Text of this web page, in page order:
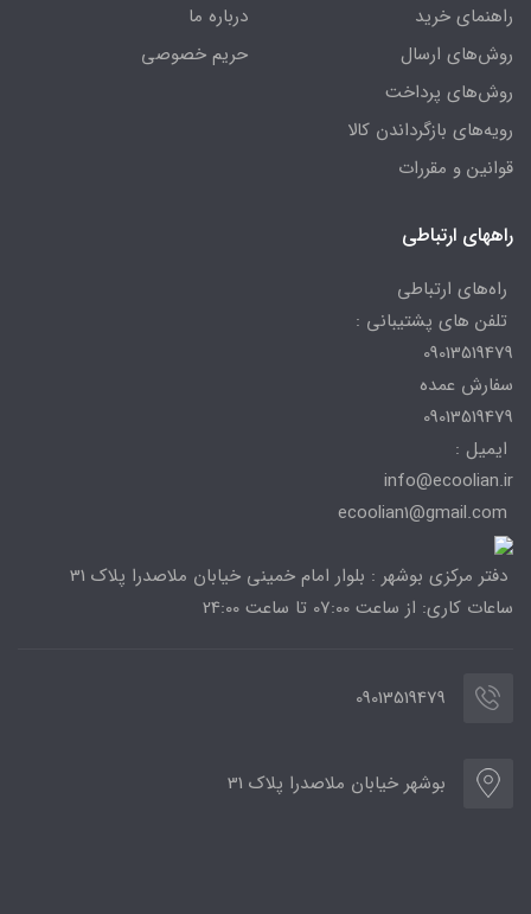
راهنمای خرید
روش‌های ارسال
روش‌های پرداخت
رویه‌های بازگرداندن کالا
قوانین و مقررات
درباره ما
حریم خصوصی
راههای ارتباطی
راه‌های ارتباطی
تلفن های پشتیبانی :
09013519479
سفارش عمده
09013519479
ایمیل :
info@ecoolian.ir
دفتر مرکزی بوشهر : بلوار امام خمینی خیابان ملاصدرا پلاک 31
ساعات کاری: از ساعت 07:00 تا ساعت 24:00
09013519479
بوشهر خیابان ملاصدرا پلاک 31